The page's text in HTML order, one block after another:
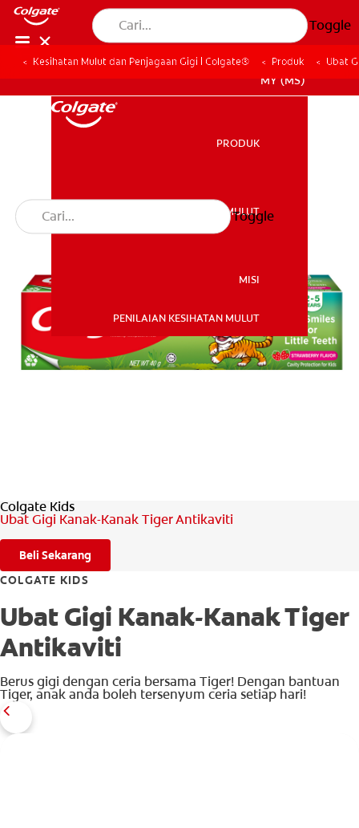
Toggle
MISI
MY (MS)
PRODUK
KESIHATAN MULUT
MISI
PENILAIAN KESIHATAN MULUT
Toggle
Kesihatan Mulut dan Penjagaan Gigi | Colgate® Produk Ubat
Colgate Kids
Ubat Gigi Kanak-Kanak Tiger Antikaviti
Beli Sekarang
COLGATE KIDS
Ubat Gigi Kanak-Kanak Tiger
Antikaviti
Berus gigi dengan ceria bersama Tiger! Dengan bantuan
Tiger, anak anda boleh tersenyum ceria setiap hari!